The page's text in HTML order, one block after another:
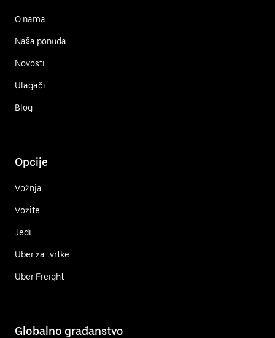
O nama
Naša ponuda
Novosti
Ulagači
Blog
Opcije
Vožnja
Vozite
Jedi
Uber za tvrtke
Uber Freight
Globalno građanstvo